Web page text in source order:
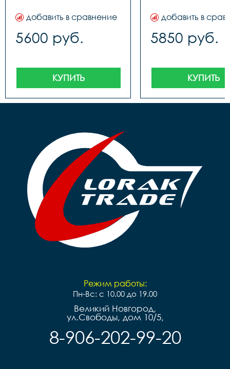
добавить в сравнение
5600 руб.
КУПИТЬ
добавить в
5850 руб.
КУПИТЬ
Режим работы:
Пн-Вс: с 10.00 до 19.00
Великий Новгород,
ул.Свободы, дом 10/5,
8-906-202-99-20